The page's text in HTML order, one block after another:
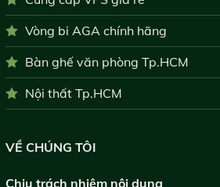
Vòng bi AGA chính hãng
Bàn ghế văn phòng Tp.HCM
Nội thất Tp.HCM
VỀ CHÚNG TÔI
Chịu trách nhiệm nội dung